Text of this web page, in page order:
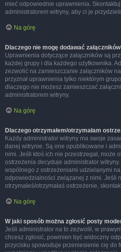
mieć odpowiednie uprawnienia.
administratorem witryny, aby ci je
Na górę
Dlaczego nie mogę dodawać
Uprawnienia dotyczące załączników są
każdej grupy i dla każdego użytkownika.
zezwolić na zamieszczanie załączników
przyznał uprawnienia tylko niektórym
dlaczego nie możesz zamieszczać
administratorem witryny.
Na górę
Dlaczego otrzymałem/otrzymałam
Każdy administrator witryny ma swoje
danej witrynie. Są one opublikowane i
nimi. Jeśli ktoś ich nie przestrzegał, może
ostrzeżenia decyduje administrator
wspólnego z ostrzeżeniami udzielanymi
odpowiedzialności związanej z nimi. Jeśli
otrzymałeś/otrzymałaś ostrzeżenie,
Na górę
W jaki sposób można zgłosić posty
Jeśli administrator na to zezwolił, w
chcesz zgłosić, powinien być widoczny
przycisku spowoduje przeniesienie cię do